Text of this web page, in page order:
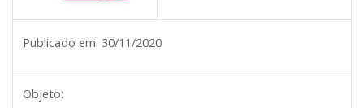
Publicado em: 30/11/2020
Objeto: